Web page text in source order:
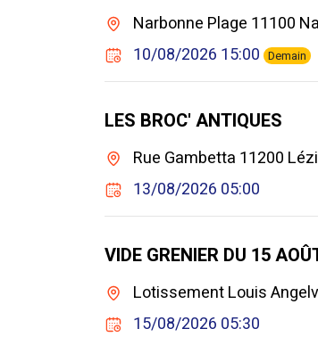
Narbonne Plage 11100
10/08/2026 15:00 Demain
LES BROC' ANTIQUES
Rue Gambetta 11200
13/08/2026 05:00
VIDE GRENIER DU 15
Lotissement Louis
15/08/2026 05:30